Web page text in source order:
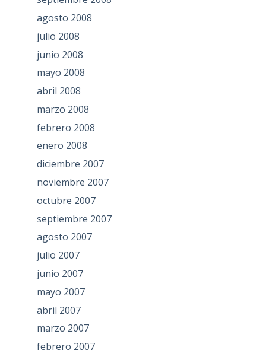
agosto 2008
julio 2008
junio 2008
mayo 2008
abril 2008
marzo 2008
febrero 2008
enero 2008
diciembre 2007
noviembre 2007
octubre 2007
septiembre 2007
agosto 2007
julio 2007
junio 2007
mayo 2007
abril 2007
marzo 2007
febrero 2007